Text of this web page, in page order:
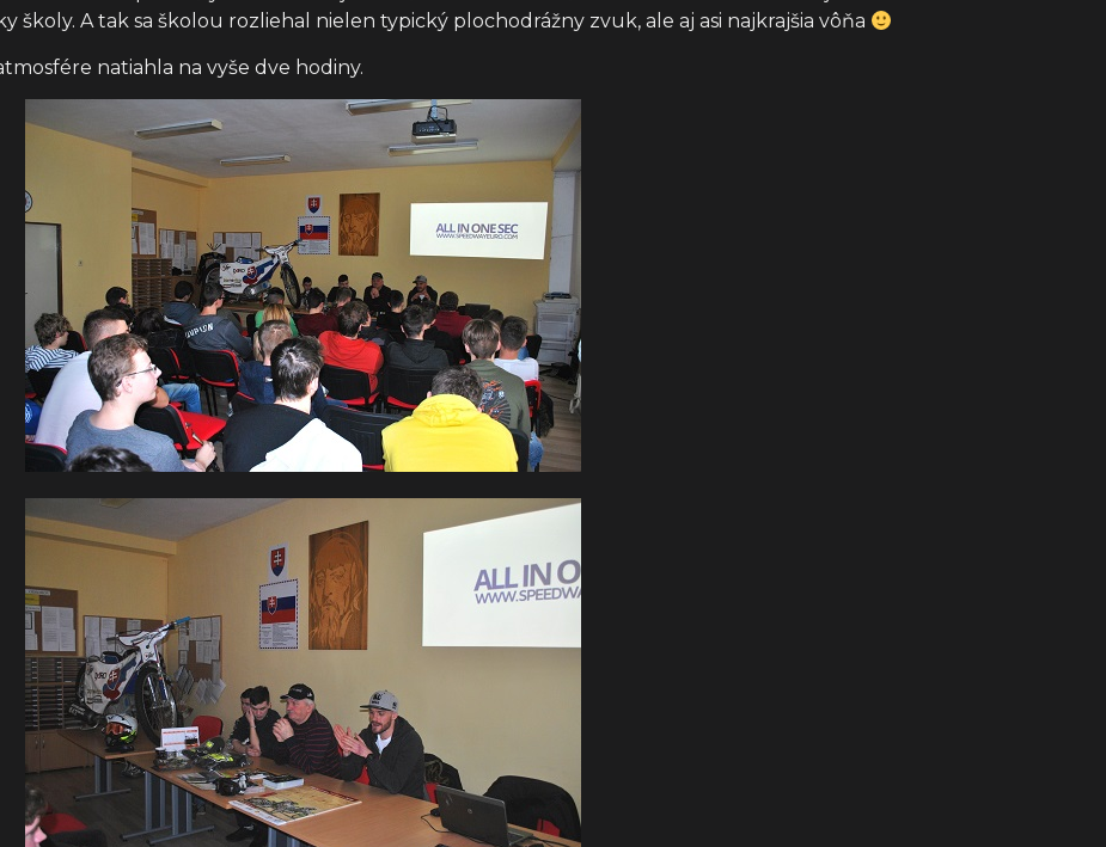
školy. A tak sa školou rozliehal nielen typický plochodrážny zvuk, ale aj asi najkrajšia vôňa
natiahla na vyše dve hodiny.